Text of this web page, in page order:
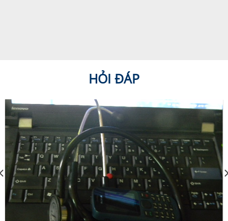
HỎI ĐÁP